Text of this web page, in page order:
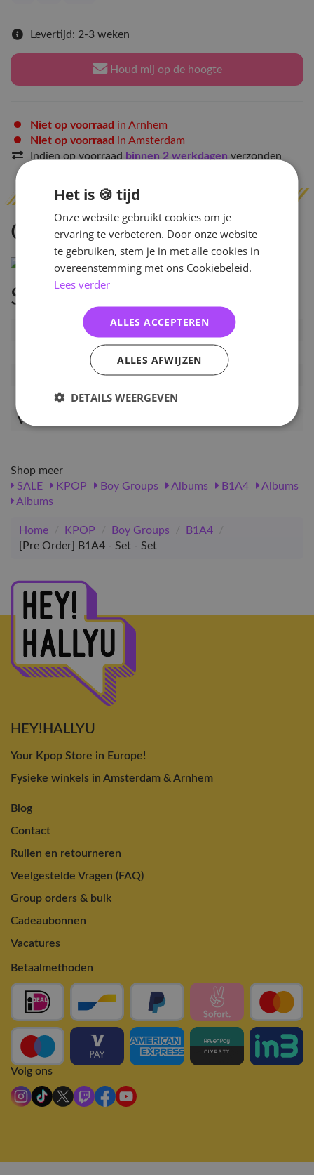
Levertijd: 2-3 weken
Houd mij op de hoogte
Niet op voorraad in Arnhem
Niet op voorraad in Amsterdam
Indien op voorraad binnen 2 werkdagen verzonden
Omschrijving
Specificaties
Artikelnummer
PRE-B1A4-SET-SET
1000001424149
17-04-2026
Release datum
21-04-2026
Verwachte leverdatum
Shop meer
SALE
KPOP Boy Groups Albums B1A4
Albums
Albums
Home / KPOP / Boy Groups / B1A4
/
[Pre Order] B1A4 - Set - Set
HEY!HALLYU
Your Kpop Store in Europe!
Fysieke winkels in Amsterdam & Arnhem
Blog
Contact
Ruilen en retourneren
Veelgestelde Vragen (FAQ)
Group orders & bulk
Cadeaubonnen
Vacatures
Betaalmethoden
Volg ons
Het is 🍪 tijd
Onze website gebruikt cookies om je
ervaring te verbeteren. Door onze website
te gebruiken, stem je in met alle cookies in
overeenstemming met ons Cookiebeleid.
Lees verder
ALLES ACCEPTEREN
ALLES AFWIJZEN
DETAILS WEERGEVEN